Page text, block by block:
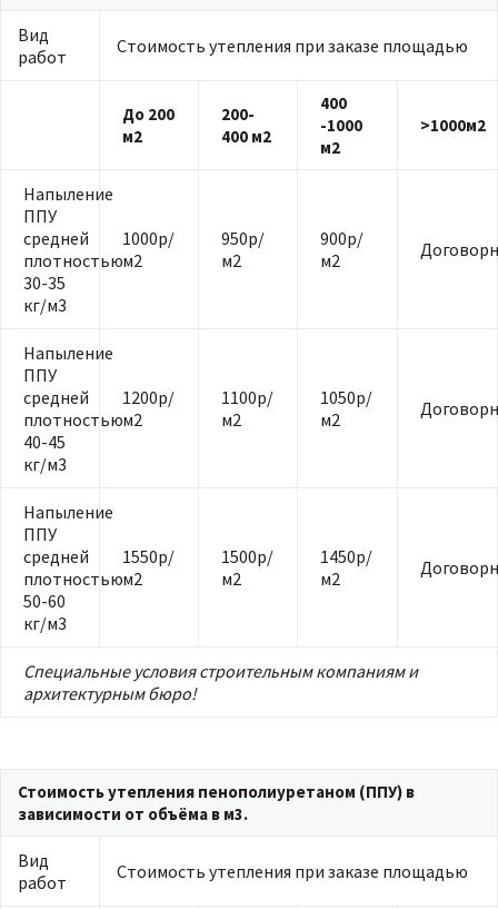
Вид
работ
Стоимость утепления при заказе площадью
До 200
м2
200-
400 м2
400
-1000
м2
>1000м2
Напыление
ППУ
средней
плотностью
30-35
кг/м3
1000р/
м2
950р/
м2
900р/
м2
Напыление
ППУ
средней
плотностью
40-45
кг/м3
1200р/
м2
1100р/
м2
1050р/
м2
Напыление
ППУ
средней
плотностью
50-60
кг/м3
1550р/
м2
1500р/
м2
1450р/
м2
Специальные условия строительным компаниям и
архитектурным бюро!
Стоимость утепления пенополиуретаном (ППУ) в
зависимости от объёма в м3.
Вид
работ
Стоимость утепления при заказе площадью